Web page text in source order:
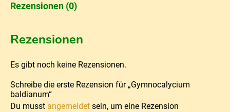
Rezensionen (0)
Rezensionen
Es gibt noch keine Rezensionen.
Schreibe die erste Rezension für „Gymnocalycium
baldianum“
Du musst angemeldet sein, um eine Rezension